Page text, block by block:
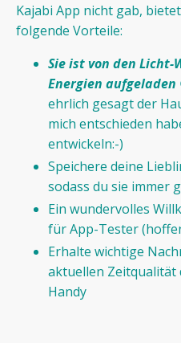
Kajabi App nicht gab,
folgende Vorteile:
Sie ist von den
Energien aufgeladen
ehrlich gesagt der
mich entschieden
entwickeln:-)
Speichere deine
sodass du sie immer
Ein wundervolles
für App-Tester
Erhalte wichtige
aktuellen Zeitqualität
Handy